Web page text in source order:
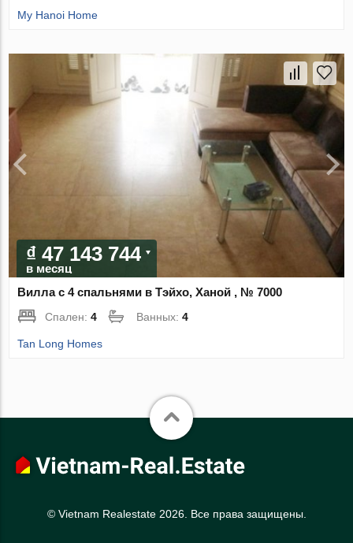
My Hanoi Home
₫ 47 143 744
в месяц
Вилла с 4 спальнями в Тэйхо, Ханой , № 7000
Спален:4 Ванных:4
Tan Long Homes
© Vietnam Realestate 2026. Все права защищены.